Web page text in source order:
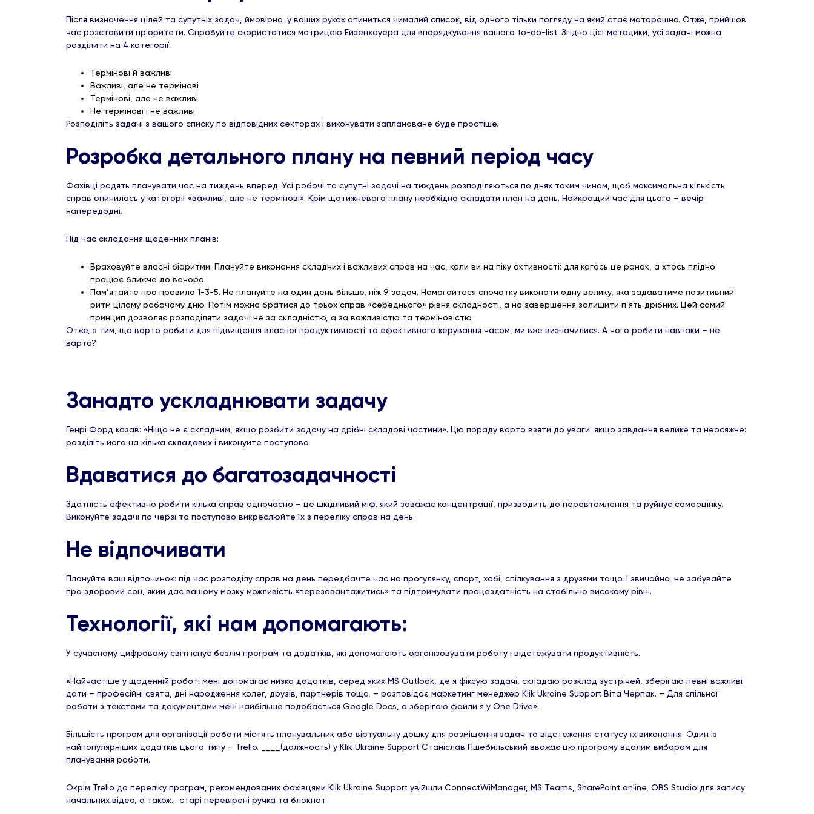
Після визначення цілей та супутніх задач, ймовірно, у ваших руках опиниться чималий список, від одного тільки погляду на який стає моторошно. Отже, прийшов
час розставити пріоритети. Спробуйте скористатися матрицею Ейзенхауера для впорядкування вашого to-do-list. Згідно цієї методики, усі задачі можна
розділити на 4 категорії:
Термінові й важливі
Важливі, але не термінові
Термінові, але не важливі
Не термінові і не важливі
Розподіліть задачі з вашого списку по відповідних секторах і виконувати заплановане буде простіше.
Розробка детального плану на певний період часу
Фахівці радять планувати час на тиждень вперед. Усі робочі та супутні задачі на тиждень розподіляються по днях таким чином, щоб максимальна кількість
справ опинилась у категорії «важливі, але не термінові». Крім щотижневого плану необхідно складати план на день. Найкращий час для цього – вечір
напередодні.
Під час складання щоденних планів:
Враховуйте власні біоритми. Плануйте виконання складних і важливих справ на час, коли ви на піку активності: для когось це ранок, а хтось плідно
працює ближче до вечора.
Пам’ятайте про правило 1-3-5. Не плануйте на один день більше, ніж 9 задач. Намагайтеся спочатку виконати одну велику, яка задаватиме позитивний
ритм цілому робочому дню. Потім можна братися до трьох справ «середнього» рівня складності, а на завершення залишити п’ять дрібних. Цей самий
принцип дозволяє розподіляти задачі не за складністю, а за важливістю та терміновістю.
Отже, з тим, що варто робити для підвищення власної продуктивності та ефективного керування часом, ми вже визначилися. А чого робити навпаки – не
варто?
Занадто ускладнювати задачу
Генрі Форд казав: «Ніщо не є складним, якщо розбити задачу на дрібні складові частини». Цю пораду варто взяти до уваги: якщо завдання велике та неосяжне:
розділіть його на кілька складових і виконуйте поступово.
Вдаватися до багатозадачності
Здатність ефективно робити кілька справ одночасно – це шкідливий міф, який заважає концентрації, призводить до перевтомлення та руйнує самооцінку.
Виконуйте задачі по черзі та поступово викреслюйте їх з переліку справ на день.
Не відпочивати
Плануйте ваш відпочинок: під час розподілу справ на день передбачте час на прогулянку, спорт, хобі, спілкування з друзями тощо. І звичайно, не забувайте
про здоровий сон, який дає вашому мозку можливість «перезавантажитись» та підтримувати працездатність на стабільно високому рівні.
Технології, які нам допомагають:
У сучасному цифровому світі існує безліч програм та додатків, які допомагають організовувати роботу і відстежувати продуктивність.
«Найчастіше у щоденній роботі мені допомагає низка додатків, серед яких MS Outlook, де я фіксую задачі, складаю розклад зустрічей, зберігаю певні важливі
дати – професійні свята, дні народження колег, друзів, партнерів тощо, – розповідає маркетинг менеджер Klik Ukraine Support Віта Черпак. – Для спільної
роботи з текстами та документами мені найбільше подобається Google Docs, а зберігаю файли я у One Drive».
Більшість програм для організації роботи містять планувальник або віртуальну дошку для розміщення задач та відстеження статусу їх виконання. Один із
найпопулярніших додатків цього типу – Trello. ____(должность) у Klik Ukraine Support Станіслав Пшебильський вважає цю програму вдалим вибором для
планування роботи.
Окрім Trello до переліку програм, рекомендованих фахівцями Klik Ukraine Support увійшли ConnectWiManager, MS Teams, SharePoint online, OBS Studio для запису
начальних відео, а також… старі перевірені ручка та блокнот.